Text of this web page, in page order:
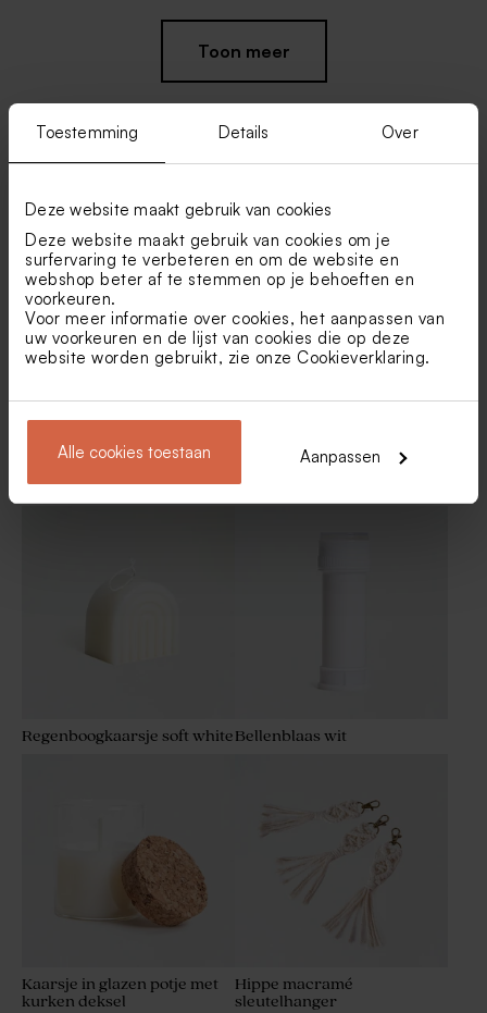
Toestemming Details Over
Deze website maakt gebruik van cookies
Deze website maakt gebruik van cookies om je
surfervaring te verbeteren en om de website en
webshop beter af te stemmen op je behoeften en
voorkeuren.
Voor meer informatie over cookies, het aanpassen van
uw voorkeuren en de lijst van cookies die op deze
website worden gebruikt, zie onze Cookieverklaring.
Alle cookies toestaan Aanpassen
Raambord met getekende
luchtballon en naam
Sticker met
sprookjesachtige luchtballon
(4,4 cm)
Toon meer
Vind je misschien ook leuk
molentje
Creamkleurige zeepjes -
Avène
Regenboogkaarsje soft whiteBellenblaas wit
Kaarsje in glazen potje met
kurken deksel
Hippe macramé
sleutelhanger